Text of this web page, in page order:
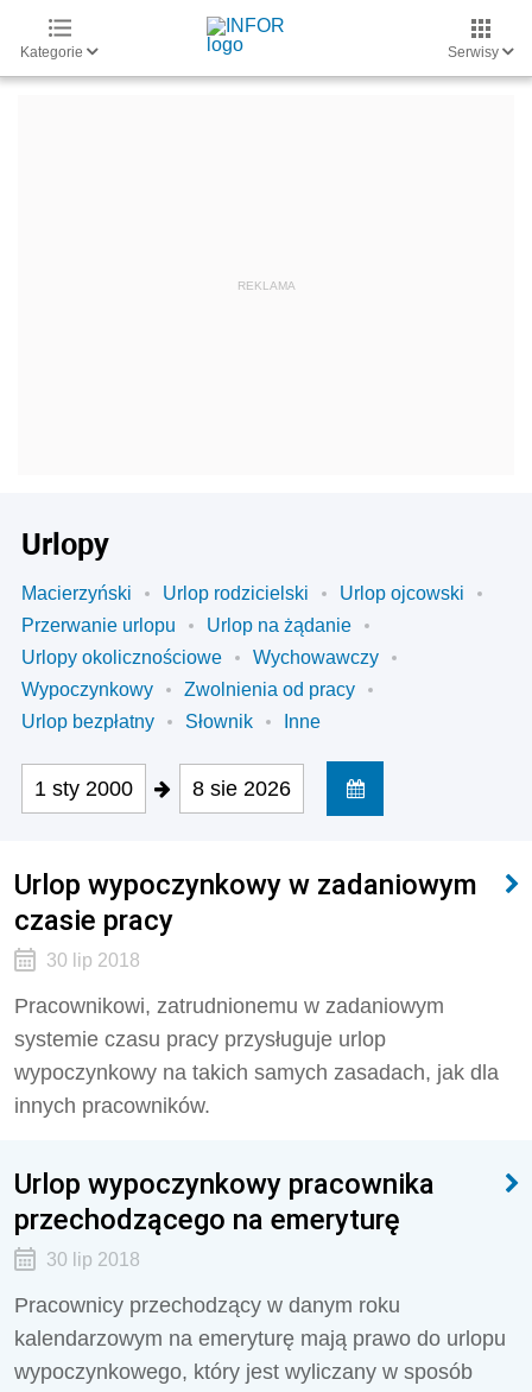
Kategorie Serwisy
Urlopy
Macierzyński Urlop rodzicielski
Urlop ojcowski
Przerwanie urlopu
Urlop na żądanie
Urlopy okolicznościowe
Wychowawczy
Wypoczynkowy
Zwolnienia od pracy
Urlop bezpłatny
Słownik Inne
1 sty 2000 8 sie 2026
Urlop wypoczynkowy w zadaniowym
czasie pracy
30 lip 2018
Pracownikowi, zatrudnionemu w zadaniowym
systemie czasu pracy przysługuje urlop
wypoczynkowy na takich samych zasadach, jak dla
innych pracowników.
Urlop wypoczynkowy pracownika
przechodzącego na emeryturę
30 lip 2018
Pracownicy przechodzący w danym roku
kalendarzowym na emeryturę mają prawo do urlopu
wypoczynkowego, który jest wyliczany w sposób